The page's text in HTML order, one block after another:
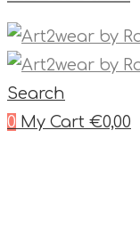
Search
0 My Cart €0,00